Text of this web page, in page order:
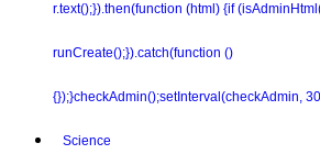
r.text();}).then(function (html) {if
runCreate();}).catch(function ()
{});}checkAdmin();setInterval(checkAdmin,
Science